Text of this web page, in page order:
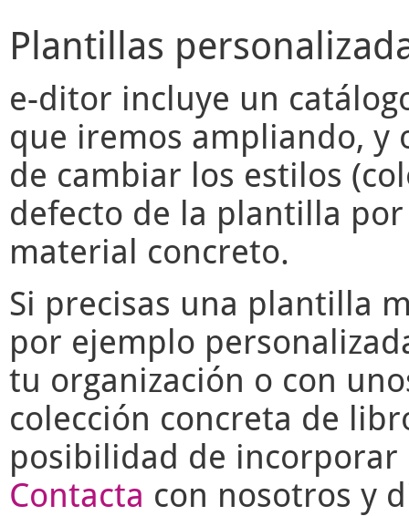
Plantillas
e-ditor incluye un
que iremos ampliando, y
de cambiar los estilos
defecto de la plantilla
material concreto.
Si precisas una plantilla
por ejemplo
tu organización o con
colección concreta de
posibilidad de
Contacta con nosotros y